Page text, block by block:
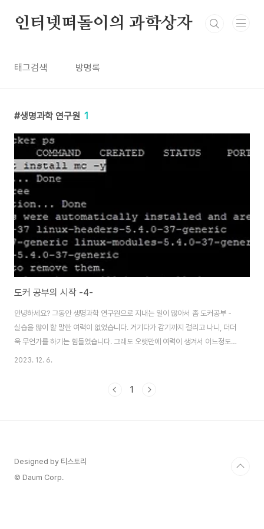
인터넷떠돌이의 과학상자
태그검색 방명록
생명과학 연구원 1
도커 공부의 시작 -4-
안녕하세요? 그동안 생명과학 연구원으로 지내는 일이 많아서 좀 도커공부 -
실습을 많이 할 말한 여력이 없었습니다. 거기다가 감기까지 걸리고 나니, 더더
욱 무언가를 하기는 힘들었습니다. 그래도 오랫만에 여력이 생겨서 어느정도
실습을 했으며, 그 내용을 이번 포스팅에서 올려 보고자 합니다. 우선 실습을 위
록 도와주는 midnight commender라는 프로그램을 설치하고자 합니다. 일
2023. 12. 6.
1
Designed by 티스토리
© Daum Corp.